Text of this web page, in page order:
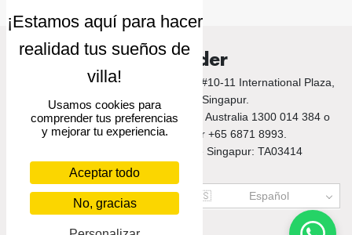
Villa Finder
© 2026 Villa Finder. 10 Anson Road, #10-11 International Plaza,
Singapore 079903, Singapur.
Llámanos a Bali +62 212 789 9797 / Australia 1300 014 384 o
+61 2 9191 7419 / Singapur +65 6871 8993.
Número de licencia turística de Singapur: TA03414
US$ USD 🇪🇸 Español
Usamos cookies para
comprender tus preferencias
y mejorar tu experiencia.
Aceptar todo
No, gracias